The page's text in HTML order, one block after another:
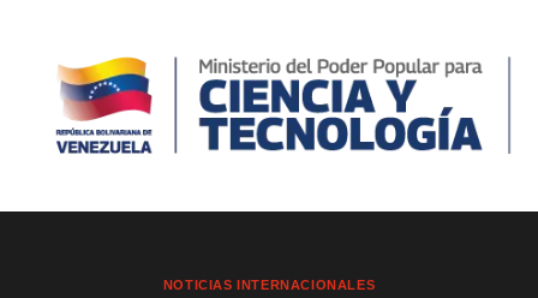
NOTICIAS INTERNACIONALES